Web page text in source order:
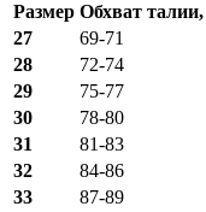
Размер Обхват
27
69-71
28
72-74
29
75-77
30
78-80
31
81-83
32
84-86
33
87-89